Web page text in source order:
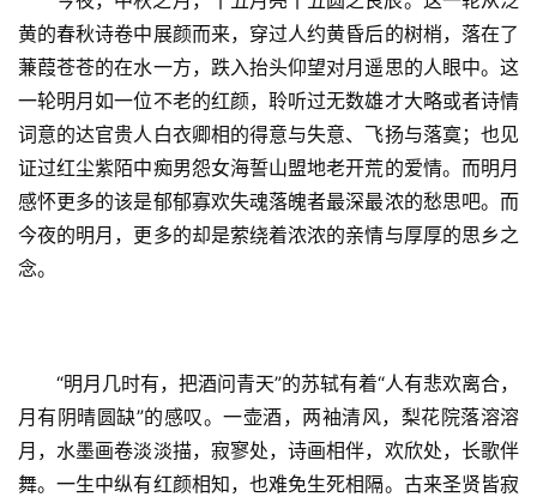
黄的春秋诗卷中展颜而来，穿过人约黄昏后的树梢，落在了
蒹葭苍苍的在水一方，跌入抬头仰望对月遥思的人眼中。这
一轮明月如一位不老的红颜，聆听过无数雄才大略或者诗情
词意的达官贵人白衣卿相的得意与失意、飞扬与落寞；也见
证过红尘紫陌中痴男怨女海誓山盟地老开荒的爱情。而明月
感怀更多的该是郁郁寡欢失魂落魄者最深最浓的愁思吧。而
今夜的明月，更多的却是萦绕着浓浓的亲情与厚厚的思乡之
念。
“明月几时有，把酒问青天”的苏轼有着“人有悲欢离合，
月有阴晴圆缺”的感叹。一壶酒，两袖清风，梨花院落溶溶
月，水墨画卷淡淡描，寂寥处，诗画相伴，欢欣处，长歌伴
舞。一生中纵有红颜相知，也难免生死相隔。古来圣贤皆寂